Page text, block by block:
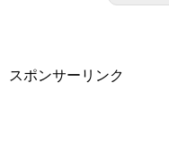
スポンサーリンク